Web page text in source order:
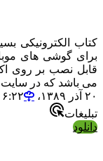
کتاب الکترونیکی
برای گوشی های
قابل نصب بر روی
می باشد که در سایت
۲۰ آذر ۱۳۸۹،‏ ۱۶:۲۲
تبلیغات
دانلود